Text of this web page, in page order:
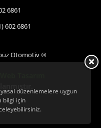
düzenlemelere uygun
bilgi için
6861
602 6861
Otomotiv ®